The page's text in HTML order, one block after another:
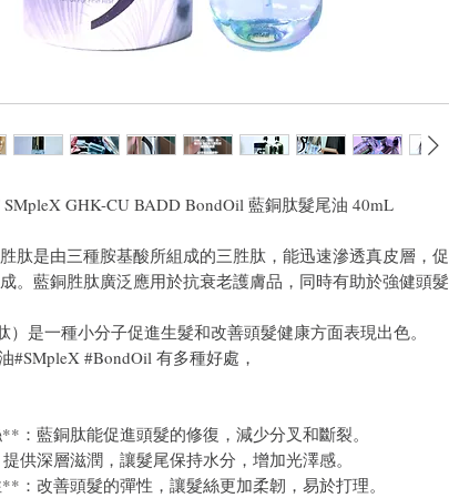
SMpleX GHK-CU BADD BondOil 藍銅肽髮尾油 40mL
肽是由三種胺基酸所組成的三胜肽，能迅速滲透真皮層，促
。藍銅胜肽廣泛應用於抗衰老護膚品，同時有助於強健頭髮
）是一種小分子促進生髮和改善頭髮健康方面表現出色。
#SMpleX #BondOil 有多種好處，
：藍銅肽能促進頭髮的修復，減少分叉和斷裂。
供深層滋潤，讓髮尾保持水分，增加光澤感。
：改善頭髮的彈性，讓髮絲更加柔韌，易於打理。